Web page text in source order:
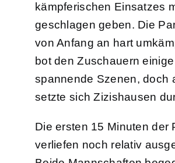
kämpferischen Einsatzes
geschlagen geben. Die
von Anfang an hart
bot den Zuschauern einige
spannende Szenen, doch
setzte sich Zizishausen
Die ersten 15 Minuten der
verliefen noch relativ